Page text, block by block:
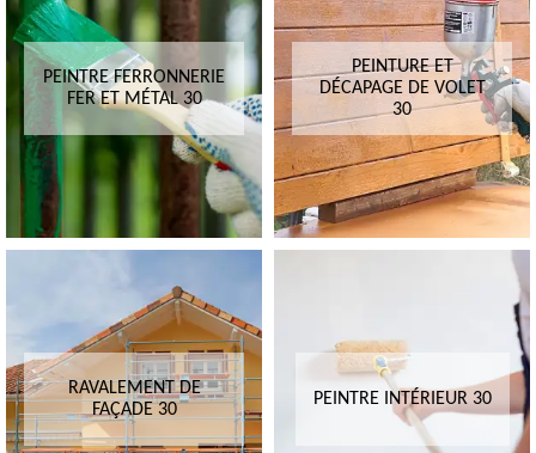
PEINTRE FERRONNERIE
FER ET MÉTAL 30
PEINTURE ET
DÉCAPAGE DE VOLET
30
RAVALEMENT DE
FAÇADE 30
PEINTRE INTÉRIEUR 30